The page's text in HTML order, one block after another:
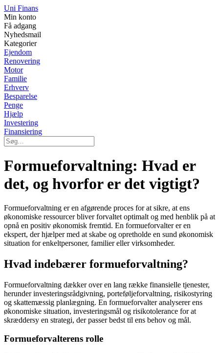
Uni Finans
Min konto
Få adgang
Nyhedsmail
Kategorier
Ejendom
Renovering
Motor
Familie
Erhverv
Besparelse
Penge
Hjælp
Investering
Finansiering
Formueforvaltning: Hvad er
det, og hvorfor er det vigtigt?
Formueforvaltning er en afgørende proces for at sikre, at ens
økonomiske ressourcer bliver forvaltet optimalt og med henblik på at
opnå en positiv økonomisk fremtid. En formueforvalter er en
ekspert, der hjælper med at skabe og opretholde en sund økonomisk
situation for enkeltpersoner, familier eller virksomheder.
Hvad indebærer formueforvaltning?
Formueforvaltning dækker over en lang række finansielle tjenester,
herunder investeringsrådgivning, porteføljeforvaltning, risikostyring
og skattemæssig planlægning. En formueforvalter analyserer ens
økonomiske situation, investeringsmål og risikotolerance for at
skræddersy en strategi, der passer bedst til ens behov og mål.
Formueforvalterens rolle